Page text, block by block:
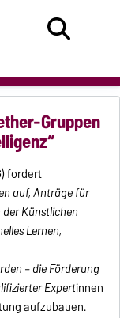
Gruppen
fordert
auf, Anträge für
Künstlichen
Lernen,
– die Förderung
Expertinnen
aufzubauen.